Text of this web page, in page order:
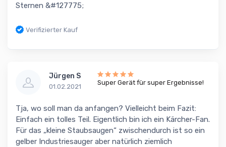
Sternen &#127775;
Verifizierter Kauf
Jürgen S
01.02.2021
Super Gerät für super Ergebnisse!
Tja, wo soll man da anfangen? Vielleicht beim Fazit:
Einfach ein tolles Teil. Eigentlich bin ich ein Kärcher-Fan.
Für das „kleine Staubsaugen“ zwischendurch ist so ein
gelber Industriesauger aber natürlich ziemlich